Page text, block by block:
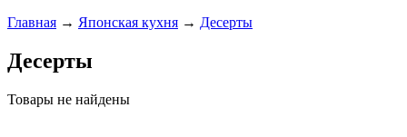
Главная → Японская кухня → Десерты
Десерты
Товары не найдены